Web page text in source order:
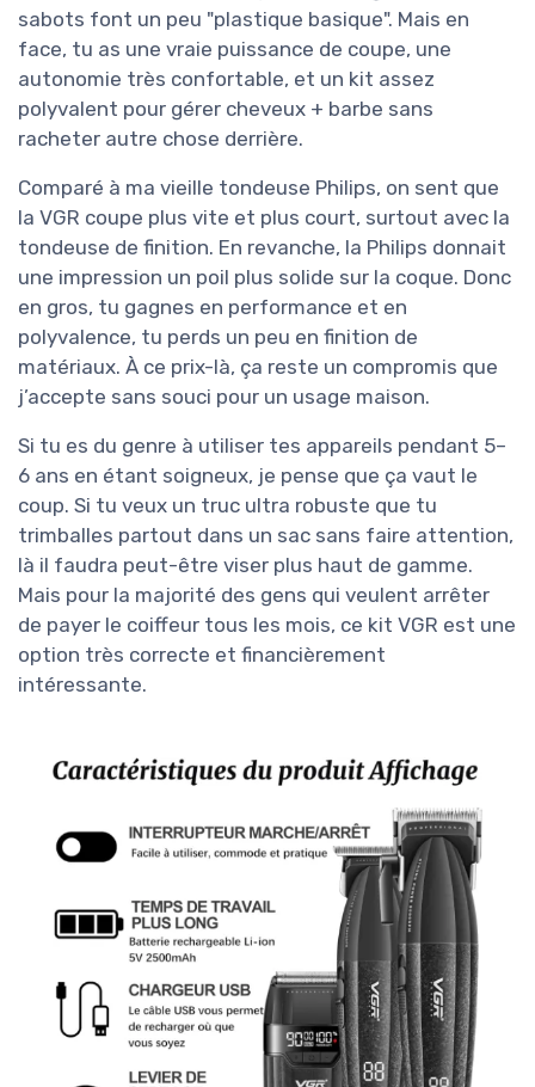
sabots font un peu "plastique basique". Mais en
face, tu as une vraie puissance de coupe, une
autonomie très confortable, et un kit assez
polyvalent pour gérer cheveux + barbe sans
racheter autre chose derrière.
Comparé à ma vieille tondeuse Philips, on sent que
la VGR coupe plus vite et plus court, surtout avec la
tondeuse de finition. En revanche, la Philips donnait
une impression un poil plus solide sur la coque. Donc
en gros, tu gagnes en performance et en
polyvalence, tu perds un peu en finition de
matériaux. À ce prix-là, ça reste un compromis que
j’accepte sans souci pour un usage maison.
Si tu es du genre à utiliser tes appareils pendant 5–
6 ans en étant soigneux, je pense que ça vaut le
coup. Si tu veux un truc ultra robuste que tu
trimballes partout dans un sac sans faire attention,
là il faudra peut-être viser plus haut de gamme.
Mais pour la majorité des gens qui veulent arrêter
de payer le coiffeur tous les mois, ce kit VGR est une
option très correcte et financièrement
intéressante.